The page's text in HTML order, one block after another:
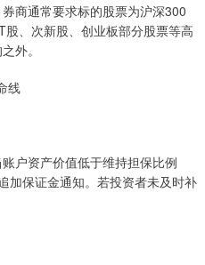
商通常要求标的股票为沪深300
、次新股、创业板部分股票等高
外。
线
户资产价值低于维持担保比例
加保证金通知。若投资者未及时补